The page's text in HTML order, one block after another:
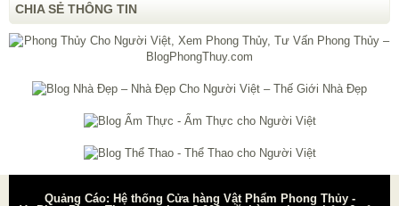
CHIA SẺ THÔNG TIN
Quảng Cáo: Hệ thống Cửa hàng Vật Phẩm Phong Thủy -